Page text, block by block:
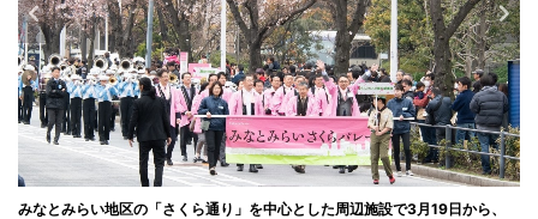
みなとみらい地区の「さくら通り」を中心とした周辺施設で3月19日から、